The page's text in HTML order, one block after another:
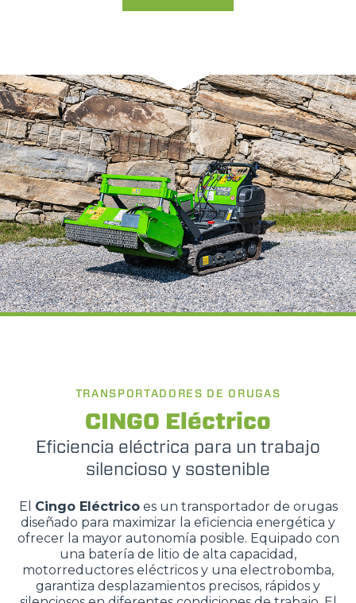
TRANSPORTADORES DE ORUGAS
CINGO Eléctrico
Eficiencia eléctrica para un trabajo
silencioso y sostenible
El Cingo Eléctricoes un transportador de orugas
diseñado para maximizar la eficiencia energética y
ofrecer la mayor autonomía posible. Equipado con
una batería de litio de alta capacidad,
motorreductores eléctricos y una electrobomba,
garantiza desplazamientos precisos, rápidos y